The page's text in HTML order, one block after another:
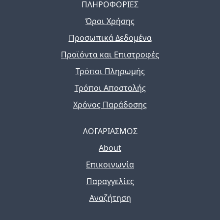
ΠΛΗΡΟΦΟΡΙΕΣ
Όροι Χρήσης
Προσωπικά Δεδομένα
Προϊόντα και Επιστροφές
Τρόποι Πληρωμής
Τρόποι Αποστολής
Χρόνος Παράδοσης
ΛΟΓΑΡΙΑΣΜΟΣ
About
Επικοινωνία
Παραγγελίες
Αναζήτηση